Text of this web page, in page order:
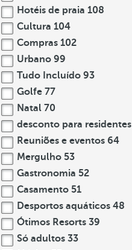
Hotéis de praia 108
Cultura 104
Compras 102
Urbano 99
Tudo Incluído 93
Golfe 77
Natal 70
desconto para residentes
Reuniões e eventos 64
Mergulho 53
Gastronomia 52
Casamento 51
Desportos aquáticos 48
Ótimos Resorts 39
Só adultos 33